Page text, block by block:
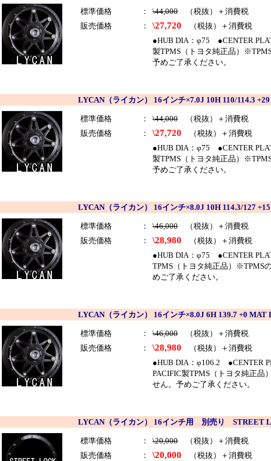
標準価格 ： \44,000 （税抜）＋消費税
販売価格
： \27,720 （税抜）＋消費税
●HUB DIA：φ75 ●CENTER
製TPMS（トヨタ純正品）
予めご了承ください。
LYCAN（ライカン） 16インチ×7.0J 10H 110/114.3
標準価格 ： \44,000 （税抜）＋消費税
販売価格
： \27,720 （税抜）＋消費税
●HUB DIA：φ75 ●CENTER
製TPMS（トヨタ純正品）
予めご了承ください。
LYCAN（ライカン） 16インチ×8.0J 10H 114.3/127
標準価格 ： \46,000 （税抜）＋消費税
販売価格
： \28,980 （税抜）＋消費税
●HUB DIA：φ75 ●CENTER
TPMS（トヨタ純正品）※TPMS
めご了承ください。
LYCAN（ライカン） 16インチ×8.0J 6H 139.7 +0
標準価格 ： \46,000 （税抜）＋消費税
販売価格
： \28,980 （税抜）＋消費税
●HUB DIA：φ106.2 ●CENTER
PACIFIC製TPMS（トヨタ純正
せん。予めご了承ください。
LYCAN（ライカン） 16インチ用 別売り STREET
標準価格 ： \20,000 （税抜）＋消費税
販売価格
： \20,000 （税抜）＋消費税